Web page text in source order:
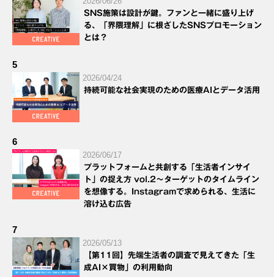
SNS施策は設計が鍵。ファンと一緒に盛り上げ
る、「界隈理解」に根ざしたSNSプロモーション
とは？
5
2026/04/24
持続可能な社会実現のための医療AIとデータ活用
6
2026/06/17
プラットフォームと共創する「生活者インサイ
ト」の捉え方 vol.2～ターゲットのタイムライン
を想像する。Instagramで求められる、生活に
溶け込む広告
7
2026/05/13
【第11回】先端生活者の調査で見えてきた「生
成AI×買物」の利用動向